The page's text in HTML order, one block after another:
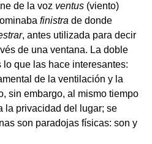
de la voz ventus (viento)
finistra de donde
, antes utilizada para decir
de una ventana. La doble
que las hace interesantes:
de la ventilación y la
sin embargo, al mismo tiempo
la privacidad del lugar; se
son paradojas físicas: son y